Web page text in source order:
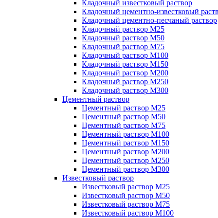
Кладочный известковый раствор
Кладочный цементно-известковый
Кладочный цементно-песчаный раствор
Кладочный раствор М25
Кладочный раствор М50
Кладочный раствор М75
Кладочный раствор М100
Кладочный раствор М150
Кладочный раствор М200
Кладочный раствор М250
Кладочный раствор М300
Цементный раствор
Цементный раствор М25
Цементный раствор М50
Цементный раствор М75
Цементный раствор М100
Цементный раствор М150
Цементный раствор М200
Цементный раствор М250
Цементный раствор М300
Известковый раствор
Известковый раствор М25
Известковый раствор М50
Известковый раствор М75
Известковый раствор М100